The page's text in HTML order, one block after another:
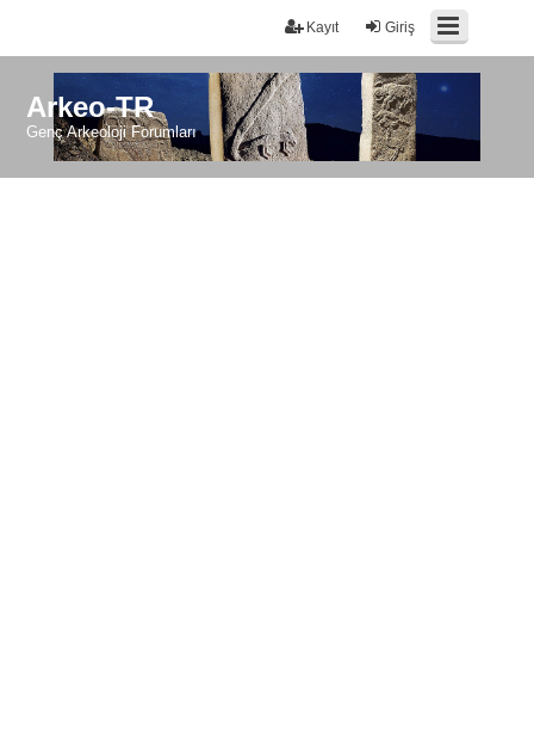
Giriş
Kayıt
Arkeo-TR
Genç Arkeoloji Forumları